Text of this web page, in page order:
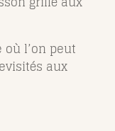
l’on peut
aux